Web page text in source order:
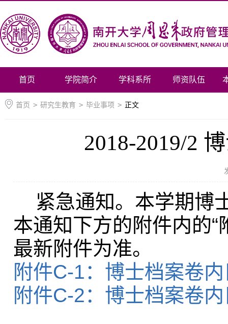
首页 学院简介 学科系所 师资队伍
首页 > 研究生教育 > 毕业事项 > 正文
2018-2019/2
紧急通知。本学期博
本通知下方的附件内的“
最新附件为准。
附件C-1：博士档案卷
附件C-2：博士档案卷